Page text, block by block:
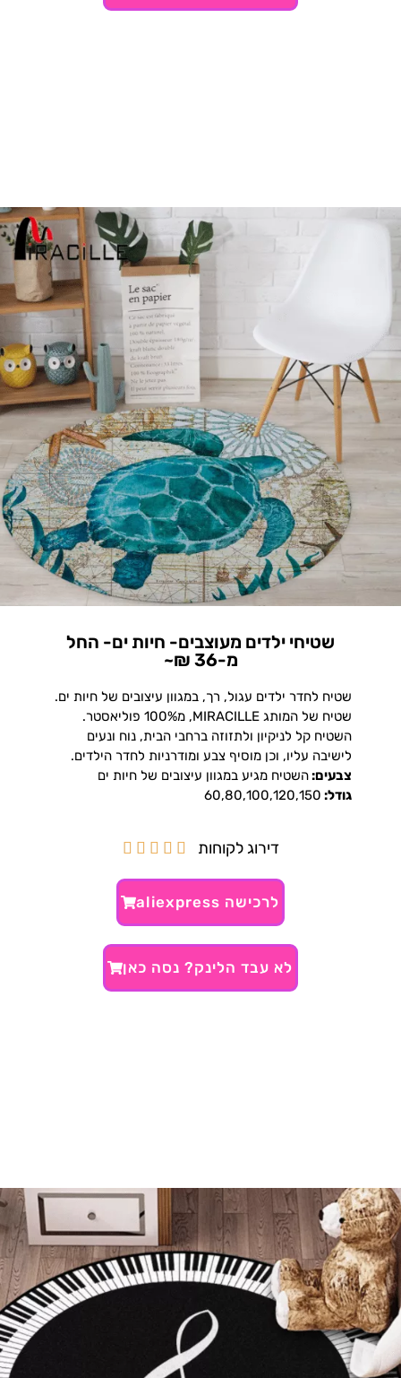
שטיחי ילדים מעוצבים- חיות ים- החל
מ-36 ₪~
שטיח לחדר ילדים עגול, רך, במגוון עיצובים של חיות ים.
שטיח של המותג MIRACILLE, מ100% פוליאסטר.
השטיח קל לניקיון ולתזוזה ברחבי הבית, נוח ונעים
לישיבה עליו, וכן מוסיף צבע ומודרניות לחדר הילדים.
צבעים:השטיח מגיע במגוון עיצובים של חיות ים
גודל: 60,80,100,120,150
דירוג לקוחות 




לרכישה aliexpress
לא עבד הלינק? נסה כאן